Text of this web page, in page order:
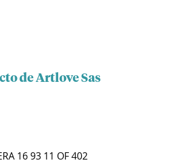
de Artlove Sas
16 93 11 OF 402